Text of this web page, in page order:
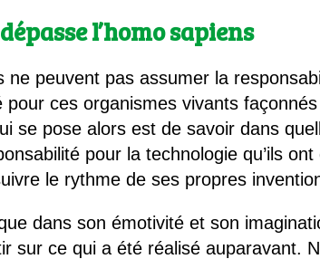
l’homo sapiens
peuvent pas assumer la
ces organismes vivants
se pose alors est de savoir dans
pour la technologie qu’ils
le rythme de ses propres
dans son émotivité et son
sur ce qui a été réalisé auparavant.